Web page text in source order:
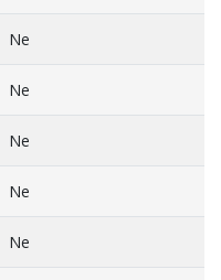
Ne
Ne
Ne
Ne
Ne